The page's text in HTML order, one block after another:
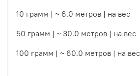
10 грамм | ~ 6.0 метров | на вес
50 грамм | ~ 30.0 метров | на вес
100 грамм | ~ 60.0 метров | на вес